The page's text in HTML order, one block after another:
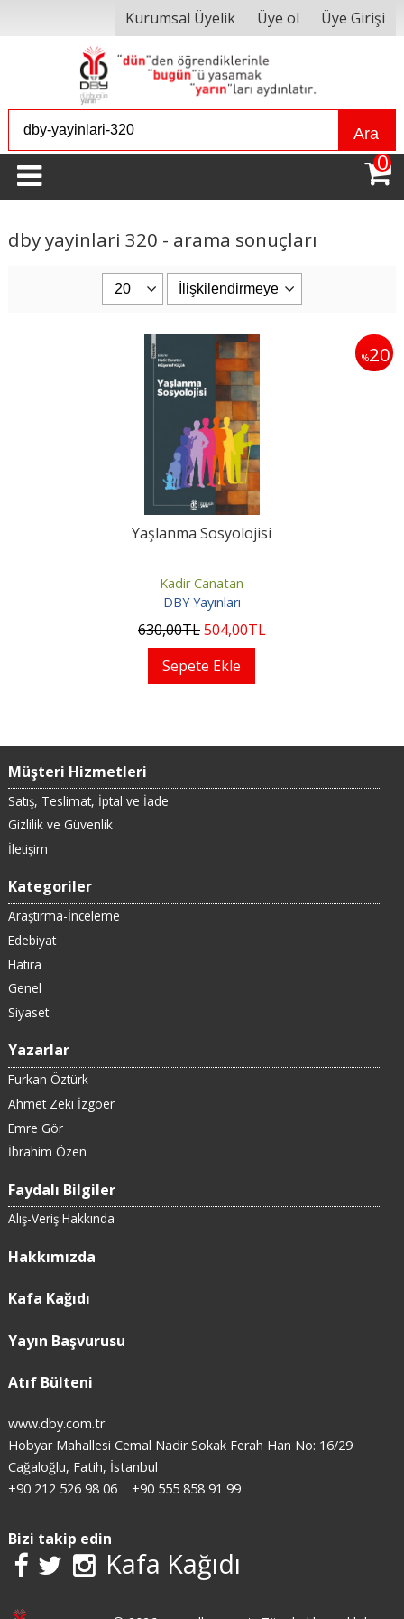
Kurumsal Üyelik Üye ol Üye Girişi
Ara
0
dby yayinlari 320 - arama sonuçları
%20
Yaşlanma Sosyolojisi
Kadir Canatan
DBY Yayınları
630,00TL504,00TL
Sepete Ekle
Müşteri Hizmetleri
Satış, Teslimat, İptal ve İade
Gizlilik ve Güvenlik
İletişim
Kategoriler
Araştırma-İnceleme
Edebiyat
Hatıra
Genel
Siyaset
Yazarlar
Furkan Öztürk
Ahmet Zeki İzgöer
Emre Gör
İbrahim Özen
Faydalı Bilgiler
Alış-Veriş Hakkında
Hakkımızda
Kafa Kağıdı
Yayın Başvurusu
Atıf Bülteni
www.dby.com.tr
Hobyar Mahallesi Cemal Nadir Sokak Ferah Han No: 16/29
Cağaloğlu, Fatih, İstanbul
+90 212 526 98 06
+90 555 858 91 99
Bizi takip edin
Kafa Kağıdı